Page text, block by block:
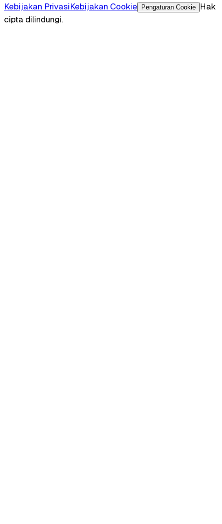
Kebijakan PrivasiKebijakan Cookie Pengaturan Cookie
Hak
cipta dilindungi.